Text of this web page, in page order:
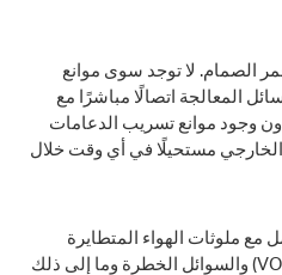
الصمام. لا توجد سوى موانع
المعالجة اتصالًا مباشرًا مع
وجود موانع تسريب الدعامات
مستحيلًا في أي وقت خلال
مع ملوثات الهواء المتطايرة
والمركبات العضوية المتطايرة (VOC) والسوائل الخطرة وما إلى ذلك